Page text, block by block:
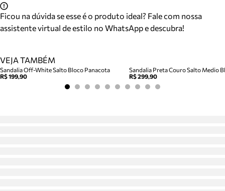
Ficou na dúvida se esse é o produto ideal? Fale com nossa
assistente virtual de estilo no WhatsApp e descubra!
VEJA TAMBÉM
Sandalia Off-White Salto Bloco Panacota
R$ 199,90
Sandalia Preta Couro Salto Medio
R$ 299,90